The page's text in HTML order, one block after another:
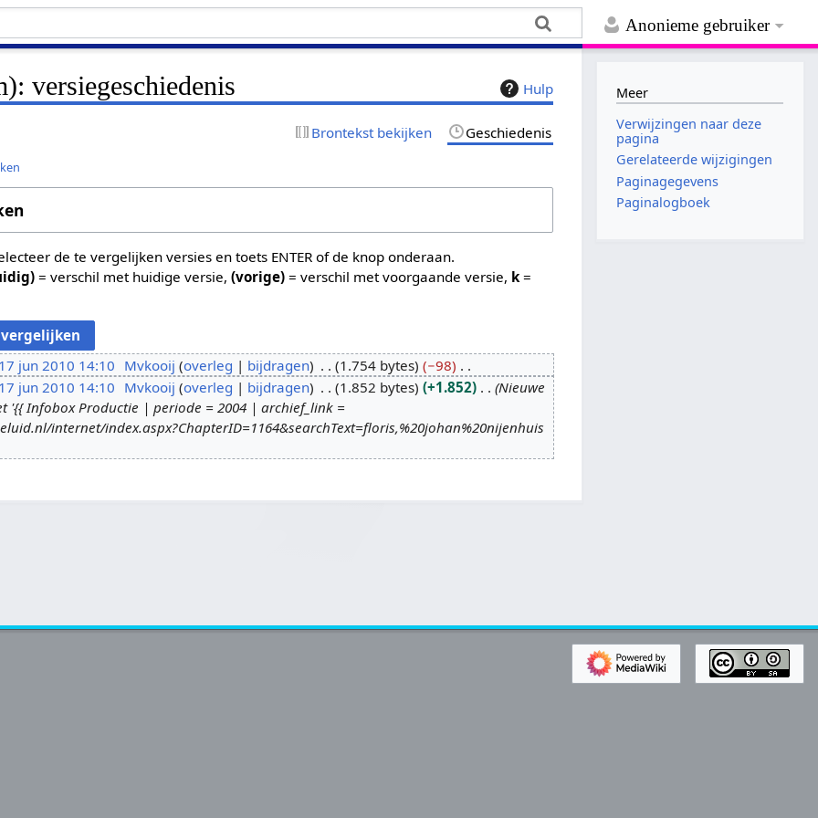
Anonieme gebruiker
Hulp
versiegeschiedenis
Brontekst bekijken Geschiedenis
de te vergelijken versies en toets ENTER of de knop onderaan.
= verschil met huidige versie,(vorige) = verschil met voorgaande versie, k =
17 jun 2010 14:10 Mvkooij overleg bijdragen 1.754 bytes
−98
17 jun 2010 14:10 Mvkooij overleg bijdragen 1.852 bytes +1.852
Nieuwe
'{{ Infobox Productie | periode = 2004 | archief_link =
internet/index.aspx?ChapterID=1164&searchText=floris,%20johan%20nijenhuis
Meer
Verwijzingen naar deze
pagina
Gerelateerde wijzigingen
Paginagegevens
Paginalogboek